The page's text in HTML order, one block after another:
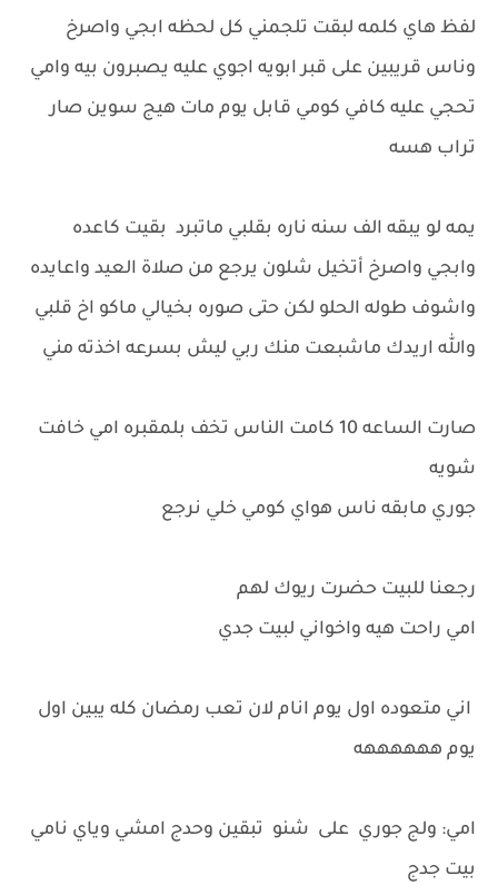
لفظ هاي كلمه لبقت تلجمني كل لحظه ابجي واصرخ
وناس قريبين على قبر ابويه اجوي عليه يصبرون بيه وامي
تحجي عليه كافي كومي قابل يوم مات هيج سوين صار
تراب هسه
يمه لو يبقه الف سنه ناره بقلبي ماتبرد بقيت كاعده
وابجي واصرخ أتخيل شلون يرجع من صلاة العيد واعايده
واشوف طوله الحلو لكن حتى صوره بخيالي ماكو اخ قلبي
والله اريدك ماشبعت منك ربي ليش بسرعه اخذته مني
صارت الساعه 10 كامت الناس تخف بلمقبره امي خافت
شويه
جوري مابقه ناس هواي كومي خلي نرجع
رجعنا للبيت حضرت ريوك لهم
امي راحت هيه واخواني لبيت جدي
اني متعوده اول يوم انام لان تعب رمضان كله يبين اول
يوم ههههههه
امي: ولج جوري على شنو تبقين وحدج امشي وياي نامي
بيت جدج